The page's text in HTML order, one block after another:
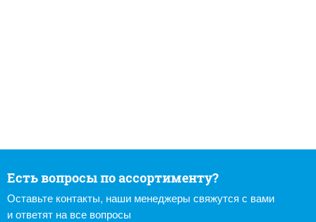
Есть вопросы по ассортименту?
Оставьте контакты, наши менеджеры свяжутся с вами
и ответят на все вопросы